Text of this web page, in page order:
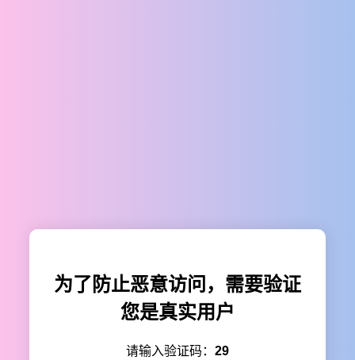
为了防止恶意访问，需要验证
您是真实用户
请输入验证码： 29